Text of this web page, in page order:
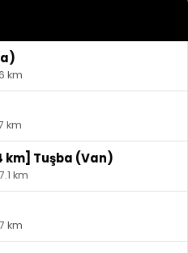
km
km
km] Tuşba (Van)
7.1 km
7 km